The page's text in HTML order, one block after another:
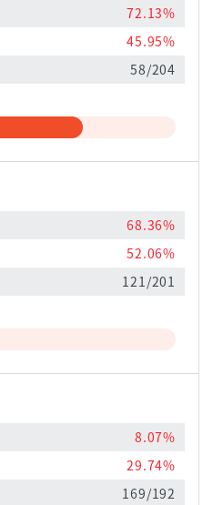
72.13%
45.95%
58/204
68.36%
52.06%
121/201
8.07%
29.74%
169/192